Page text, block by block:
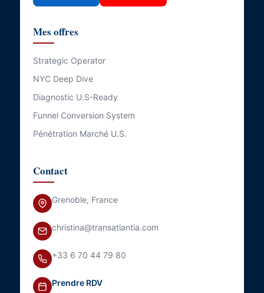
Mes offres
Strategic Operator
NYC Deep Dive
Diagnostic U.S-Ready
Funnel Conversion System
Pénétration Marché U.S.
Contact
Grenoble, France
christina@transatlantia.com
+33 6 70 44 79 80
Prendre RDV